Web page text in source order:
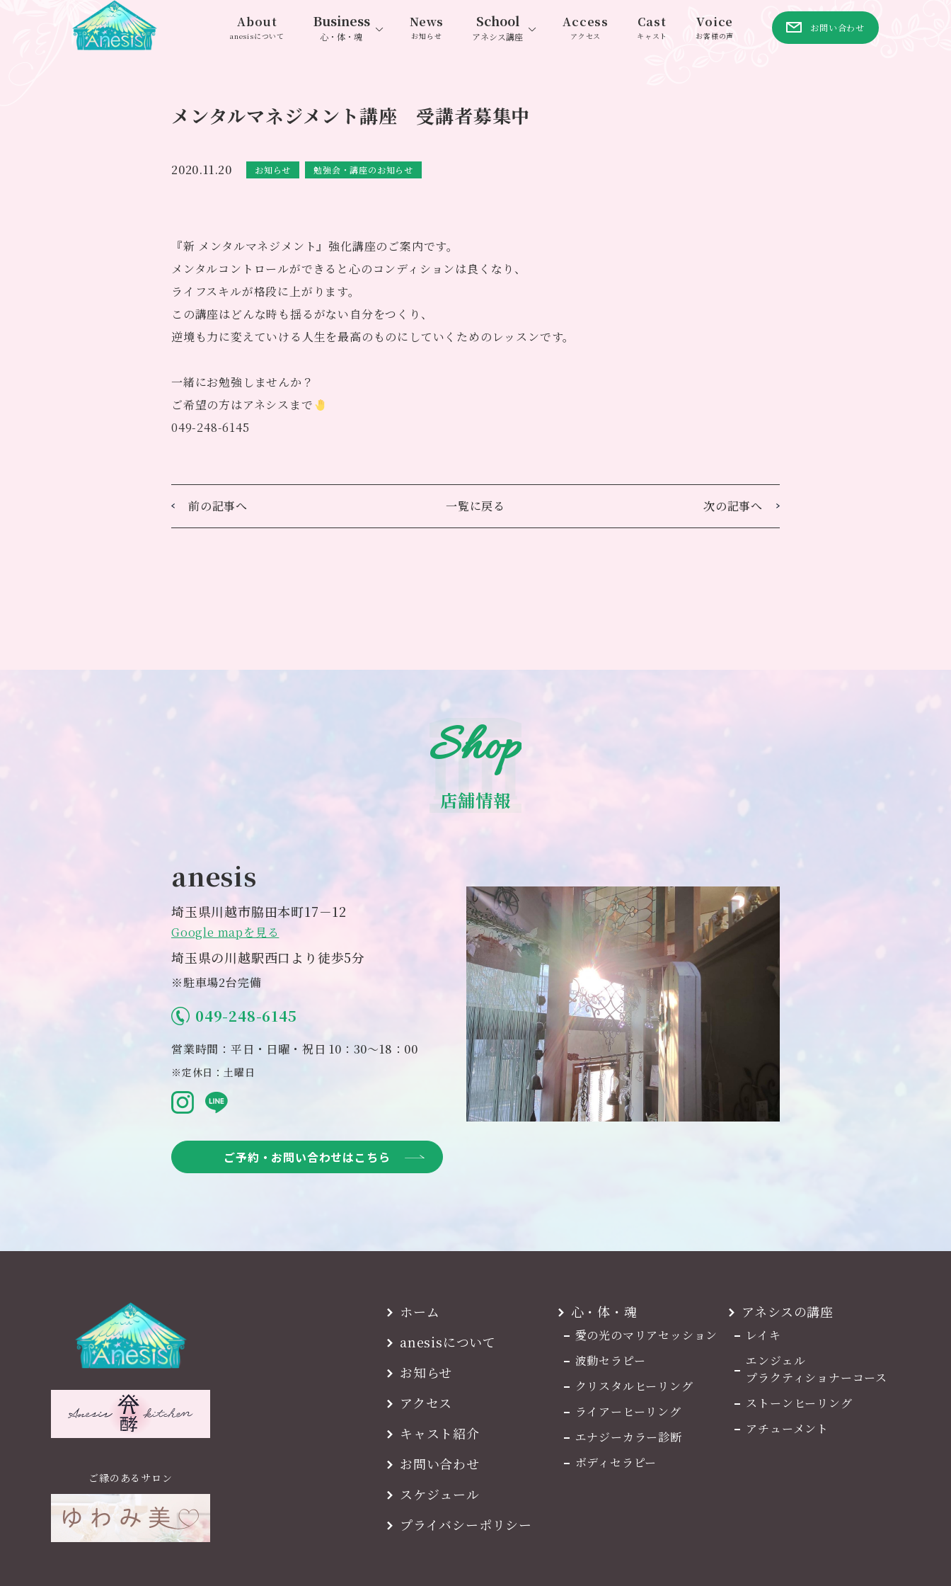
About
anesisについて
Business
心・体・魂
News
お知らせ
School
アネシス講座
Access
アクセス
Cast
キャスト
Voice
お客様の声
お問い合わせ
メンタルマネジメント講座 受講者募集中
2020.11.20 お知らせ 勉強会・講座のお知らせ
『新 メンタルマネジメント』強化講座のご案内です。
メンタルコントロールができると心のコンディションは良くなり、
ライフスキルが格段に上がります。
この講座はどんな時も揺るがない自分をつくり、
逆境も力に変えていける人生を最高のものにしていくためのレッスンです。
一緒にお勉強しませんか？
ご希望の方はアネシスまで
049-248-6145
前の記事へ 一覧に戻る 次の記事へ
Shop
店舗情報
anesis
埼玉県川越市脇田本町17－12
Google mapを見る
埼玉県の川越駅西口より徒歩5分
※駐車場2台完備
049-248-6145
営業時間：平日・日曜・祝日 10：30～18：00
※定休日：土曜日
ご予約・お問い合わせはこちら
ご縁のあるサロン
ホーム
anesisについて
お知らせ
アクセス
キャスト紹介
お問い合わせ
スケジュール
プライバシーポリシー
心・体・魂
愛の光のマリアセッション
波動セラピー
クリスタルヒーリング
ライアーヒーリング
エナジーカラー診断
ボディセラピー
アネシスの講座
レイキ
エンジェル
プラクティショナーコース
ストーンヒーリング
アチューメント